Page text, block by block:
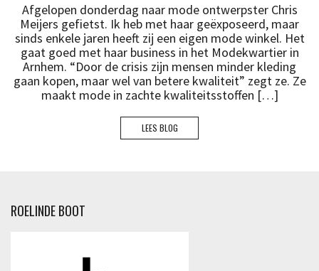
Afgelopen donderdag naar mode ontwerpster Chris
Meijers gefietst. Ik heb met haar geëxposeerd, maar
sinds enkele jaren heeft zij een eigen mode winkel. Het
gaat goed met haar business in het Modekwartier in
Arnhem. “Door de crisis zijn mensen minder kleding
gaan kopen, maar wel van betere kwaliteit” zegt ze. Ze
maakt mode in zachte kwaliteitsstoffen […]
LEES BLOG
ROELINDE BOOT